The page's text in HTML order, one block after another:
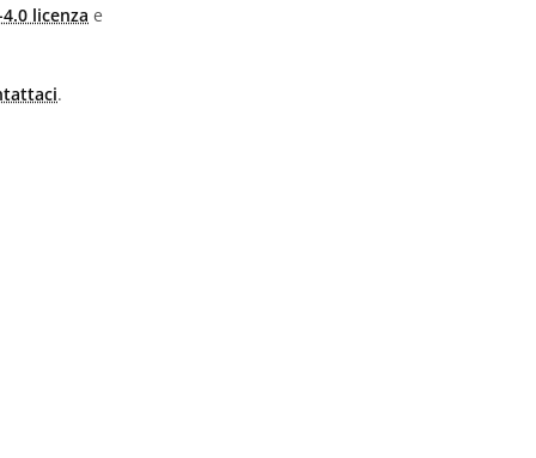
licenza e
.